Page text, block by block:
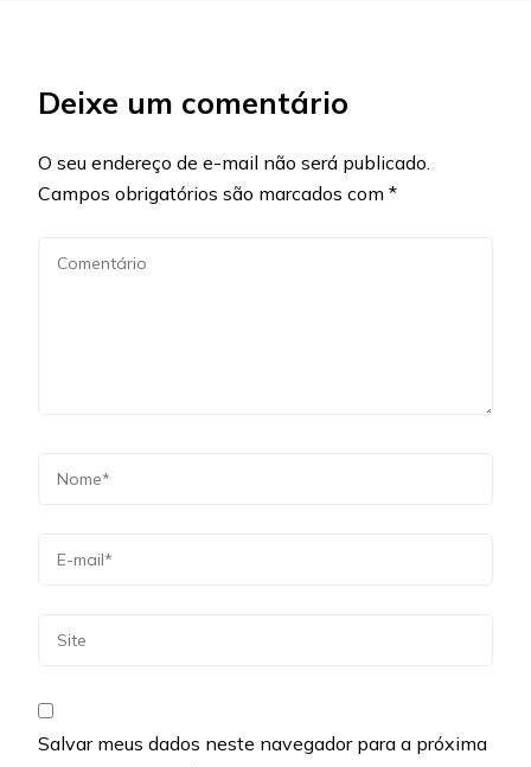
Deixe um comentário
O seu endereço de e-mail não será publicado.
Campos obrigatórios são marcados com *
Salvar meus dados neste navegador para a próxima